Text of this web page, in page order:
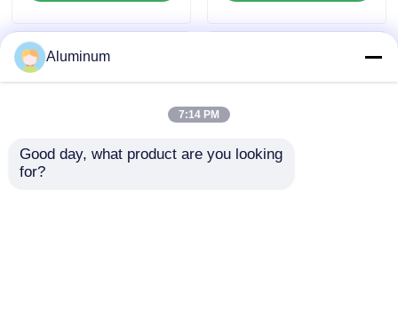
Aluminum
7:14 PM
Good day, what product are you looking
for?